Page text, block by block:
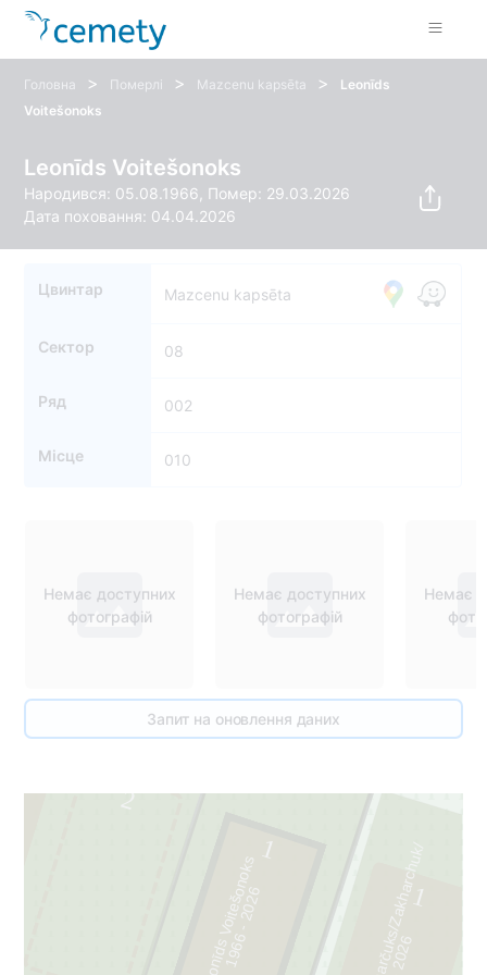
Головна > Померлі > Mazcenu kapsēta >
Leonīds
Voitešonoks
Leonīds Voitešonoks
Народився: 05.08.1966, Помер: 29.03.2026
Дата поховання: 04.04.2026
Цвинтар Mazcenu kapsēta
Сектор 08
Ряд 002
Місце 010
Немає доступних
фотографій
Немає доступних
фотографій
Немає
Запит на оновлення даних
11
1
1
2
Leonīds Voitešonoks
1
9
6
6
-
2
0
2
6